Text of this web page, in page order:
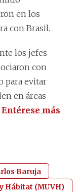
en los
con Brasil.
los jefes
con
para evitar
en áreas
Entérese más
Baruja
Hábitat (MUVH)